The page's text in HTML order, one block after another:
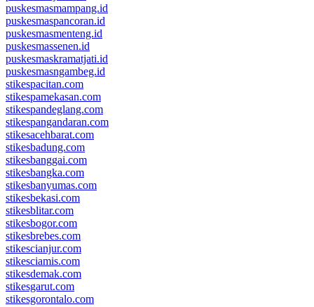
puskesmasmampang.id
puskesmaspancoran.id
puskesmasmenteng.id
puskesmassenen.id
puskesmaskramatjati.id
puskesmasngambeg.id
stikespacitan.com
stikespamekasan.com
stikespandeglang.com
stikespangandaran.com
stikesacehbarat.com
stikesbadung.com
stikesbanggai.com
stikesbangka.com
stikesbanyumas.com
stikesbekasi.com
stikesblitar.com
stikesbogor.com
stikesbrebes.com
stikescianjur.com
stikesciamis.com
stikesdemak.com
stikesgarut.com
stikesgorontalo.com